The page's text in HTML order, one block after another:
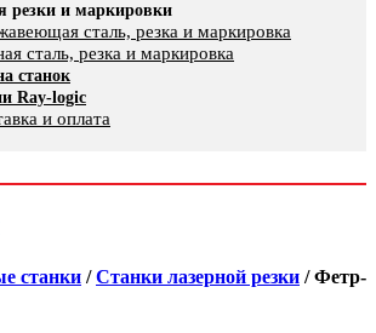
резки и маркировки
сталь, резка и маркировка
сталь, резка и маркировка
станок
Ray-logic
и оплата
станки /Станки лазерной резки / Фетр-